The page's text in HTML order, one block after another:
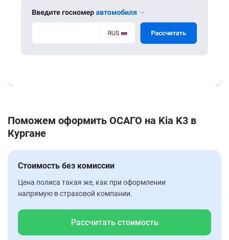
Поможем оформить ОСАГО на Kia K3 в
Кургане
Стоимость без комиссии
Цена полиса такая же, как при оформлении
напрямую в страховой компании.
Рассчитать стоимость